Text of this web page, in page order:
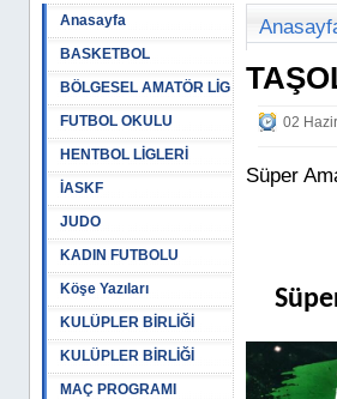
Anasayfa
BASKETBOL
BÖLGESEL AMATÖR LİG
FUTBOL OKULU
HENTBOL LİGLERİ
İASKF
JUDO
KADIN FUTBOLU
Köşe Yazıları
KULÜPLER BİRLİĞİ
KULÜPLER BİRLİĞİ
MAÇ PROGRAMI
02
Süper